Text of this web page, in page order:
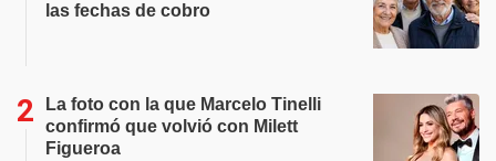
las fechas de cobro
La foto con la que Marcelo Tinelli
confirmó que volvió con Milett
Figueroa